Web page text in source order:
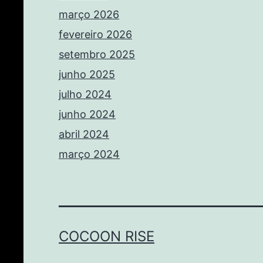
março 2026
fevereiro 2026
setembro 2025
junho 2025
julho 2024
junho 2024
abril 2024
março 2024
COCOON RISE